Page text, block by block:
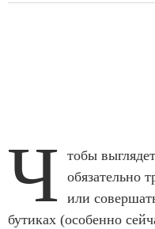
Ч
тобы
обязательно
или
бутиках (особенно